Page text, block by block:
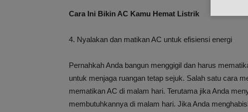
Cara Ini Bikin AC Kamu Hemat Listrik
4. Nyalakan dan matikan AC untuk efisiensi energi
Pernahkah Anda bangun menggigil dan harus
untuk menjaga ruangan tetap sejuk. Salah satu cara
mematikan AC di malam hari. Terutama jika Anda
membutuhkannya di malam hari. Jika Anda